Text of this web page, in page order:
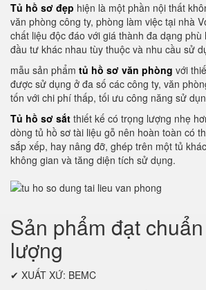
Tủ hồ sơ đẹp hiện là một phần nội thất
văn phòng công ty, phòng làm việc tại nhà
chất liệu độc đáo với giá thành đa dạng
đầu tư khác nhau tùy thuộc và nhu cầu sử
mẫu sản phẩm tủ hồ sơ văn phòng với
được sử dụng ở đa số các công ty, văn
tốn với chi phí thấp, tối ưu công năng sử
Tủ hồ sơ sắt thiết kế có trọng lượng nhẹ
dòng tủ hồ sơ tài liệu gỗ nên hoàn toàn có
sắp xếp, hay nâng đỡ, ghép trên một tủ
không gian và tăng diện tích sử dụng.
Sản phẩm đạt
lượng
✔ XUẤT XỨ: BEMC